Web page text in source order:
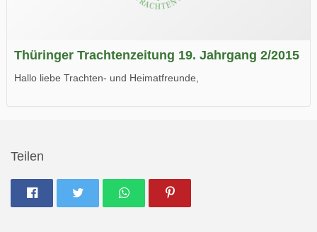
Thüringer Trachtenzeitung 19. Jahrgang 2/2015
Hallo liebe Trachten- und Heimatfreunde,
Teilen